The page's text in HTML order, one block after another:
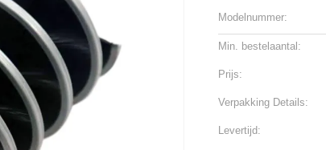
Modelnummer:
Min. bestelaantal:
Prijs:
Verpakking Details:
Levertijd: